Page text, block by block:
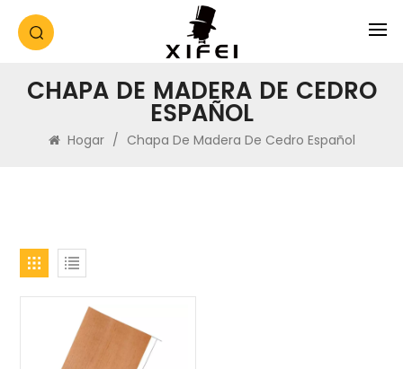
CHAPA DE MADERA DE CEDRO
ESPAÑOL
Hogar / Chapa De Madera De Cedro Español